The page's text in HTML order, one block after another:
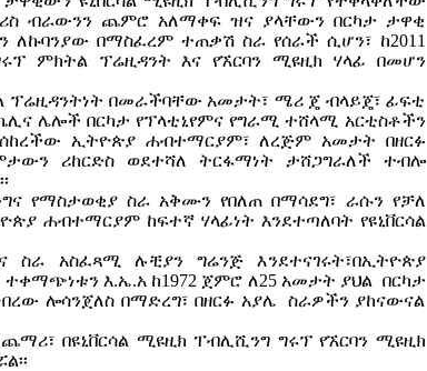
ብራውንን ጨምሮ አለማቀፍ ዝና ያላቸውን በርካታ ታዋቂ
ለኩባንያው በማስፈረም ተጠቃሽ ስራ የሰራች ሲሆን፣ ከ2011
ምክትል ፕሬዚዳንት እና የኧርባን ሚዩዚክ ሃላፊ በመሆን
ፕሬዚዳንትነት በመራችባቸው አመታት፣ ሜሪ ጄ ብላይጄ፣ ፊፍቲ
ሌሎች በርካታ የፕላቲኒየምና የግራሚ ተሸላሚ አርቲስቶችን
ኢትዮጵያ ሐብተማርያም፣ ለረጅም አመታት በዘርፉ
ሪከርድስ ወደተሻለ ትርፋማነት ታሸጋግራለች ተብሎ
የማስታወቂያ ስራ አቅሙን የበለጠ በማሳደግ፣ ራሱን የቻለ
ሐብተማርያም ከፍተኛ ሃላፊነት እንደተጣለባት የዩኒቨርሳል
ስራ አስፈጻሚ ሉቺያን ግሬንጅ እንደተናገሩት፣በኢትዮጵያ
እ.ኤ.አ ከ1972 ጀምሮ ለ25 አመታት ያህል በርካታ
ሎሳንጀለስ በማድረግ፣ በዘርፉ አያሌ ስራዎችን ያከናውናል
በዩኒቨርሳል ሚዩዚክ ፐብሊሺንግ ግሩፕ የኧርባን ሚዩዚክ